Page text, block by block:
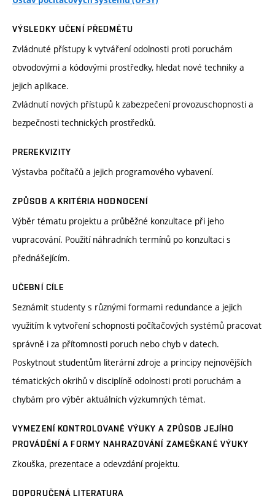
VÝSLEDKY UČENÍ PŘEDMĚTU
Zvládnuté přístupy k vytváření odolnosti proti poruchám
obvodovými a kódovými prostředky, hledat nové techniky a
jejich aplikace.
Zvládnutí nových přístupů k zabezpečení provozuschopnosti a
bezpečnosti technických prostředků.
PREREKVIZITY
Výstavba počítačů a jejich programového vybavení.
ZPŮSOB A KRITÉRIA HODNOCENÍ
Výběr tématu projektu a průběžné konzultace při jeho
vupracování. Použití náhradních termínů po konzultaci s
přednášejícím.
UČEBNÍ CÍLE
Seznámit studenty s různými formami redundance a jejich
využitím k vytvoření schopnosti počítačových systémů pracovat
správně i za přítomnosti poruch nebo chyb v datech.
Poskytnout studentům literární zdroje a principy nejnovějších
tématických okrihů v disciplíně odolnosti proti poruchám a
chybám pro výběr aktuálních výzkumných témat.
VYMEZENÍ KONTROLOVANÉ VÝUKY A ZPŮSOB JEJÍHO
PROVÁDĚNÍ A FORMY NAHRAZOVÁNÍ ZAMEŠKANÉ VÝUKY
Zkouška, prezentace a odevzdání projektu.
DOPORUČENÁ LITERATURA